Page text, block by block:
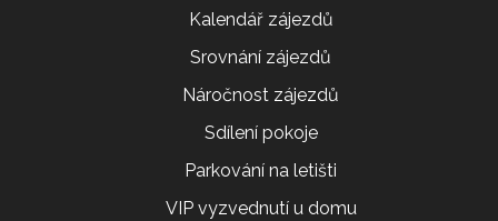
Kalendář zájezdů
Srovnání zájezdů
Náročnost zájezdů
Sdílení pokoje
Parkování na letišti
VIP vyzvednutí u domu